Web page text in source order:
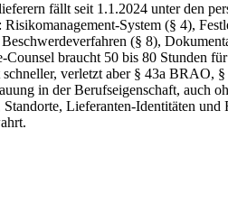
fällt seit 1.1.2024 unter den
System (§ 4),
(§ 8),
braucht 50 bis 80 Stunden
verletzt aber § 43a BRAO,
in der Berufseigenschaft, auch
Lieferanten-Identitäten